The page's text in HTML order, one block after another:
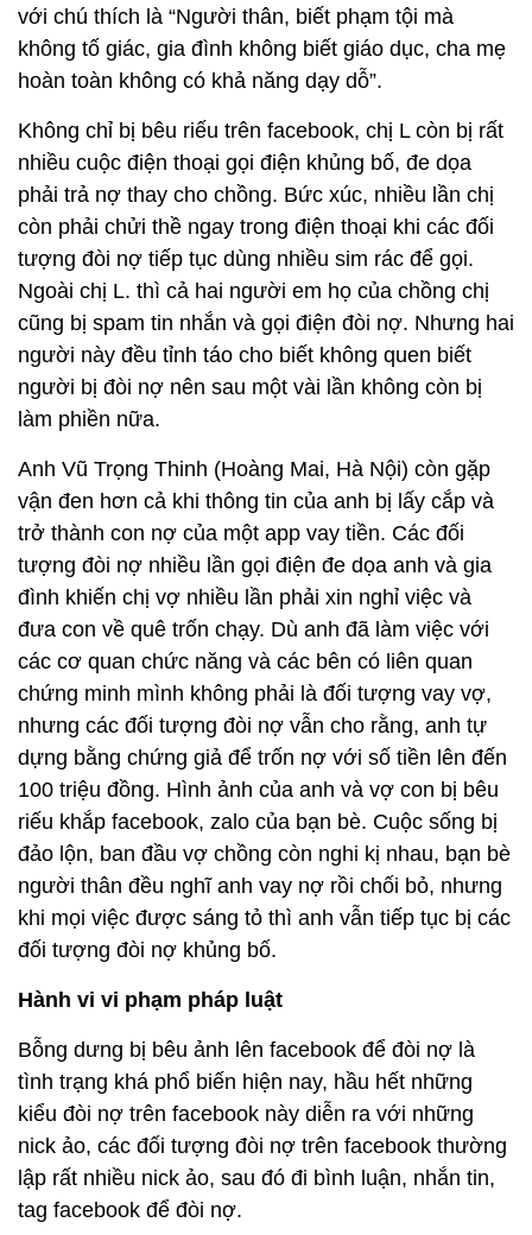
với chú thích là “Người thân, biết phạm tội mà
không tố giác, gia đình không biết giáo dục, cha mẹ
hoàn toàn không có khả năng dạy dỗ”.
Không chỉ bị bêu riếu trên facebook, chị L còn bị rất
nhiều cuộc điện thoại gọi điện khủng bố, đe dọa
phải trả nợ thay cho chồng. Bức xúc, nhiều lần chị
còn phải chửi thề ngay trong điện thoại khi các đối
tượng đòi nợ tiếp tục dùng nhiều sim rác để gọi.
Ngoài chị L. thì cả hai người em họ của chồng chị
cũng bị spam tin nhắn và gọi điện đòi nợ. Nhưng hai
người này đều tỉnh táo cho biết không quen biết
người bị đòi nợ nên sau một vài lần không còn bị
làm phiền nữa.
Anh Vũ Trọng Thinh (Hoàng Mai, Hà Nội) còn gặp
vận đen hơn cả khi thông tin của anh bị lấy cắp và
trở thành con nợ của một app vay tiền. Các đối
tượng đòi nợ nhiều lần gọi điện đe dọa anh và gia
đình khiến chị vợ nhiều lần phải xin nghỉ việc và
đưa con về quê trốn chạy. Dù anh đã làm việc với
các cơ quan chức năng và các bên có liên quan
chứng minh mình không phải là đối tượng vay vợ,
nhưng các đối tượng đòi nợ vẫn cho rằng, anh tự
dựng bằng chứng giả để trốn nợ với số tiền lên đến
100 triệu đồng. Hình ảnh của anh và vợ con bị bêu
riếu khắp facebook, zalo của bạn bè. Cuộc sống bị
đảo lộn, ban đầu vợ chồng còn nghi kị nhau, bạn bè
người thân đều nghĩ anh vay nợ rồi chối bỏ, nhưng
khi mọi việc được sáng tỏ thì anh vẫn tiếp tục bị các
đối tượng đòi nợ khủng bố.
Hành vi vi phạm pháp luật
Bỗng dưng bị bêu ảnh lên facebook để đòi nợ là
tình trạng khá phổ biến hiện nay, hầu hết những
kiểu đòi nợ trên facebook này diễn ra với những
nick ảo, các đối tượng đòi nợ trên facebook thường
lập rất nhiều nick ảo, sau đó đi bình luận, nhắn tin,
tag facebook để đòi nợ.